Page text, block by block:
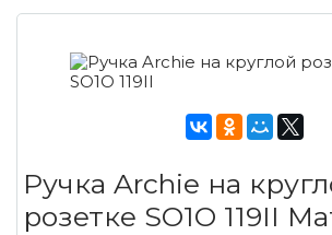
Ручка Archie на
розетке SO1O 119II